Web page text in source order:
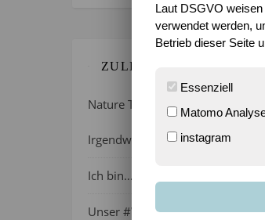
ZULETZT GEBLOGGT…
Nature Thursday 21/2026 –
Irgendwie wie April, oder?
Ich bin…
Unser #WIB am 01./02.08.2026
Laut DSGVO
verwendet werden,
Betrieb dieser Seite
Essenziell
Matomo
instagram